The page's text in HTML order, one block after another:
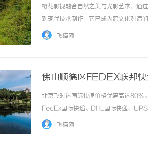
樱花影视融合自然之美与光影艺术，通
到现代技术制作，它已成为跨文化对话
飞猫网
佛山顺德区FEDEX联邦
释通则
北京飞时达国际快递价格优惠高达80%
FedEx国际快递、DHL国际快递、
务。佛山顺德区FEDEX联邦快递业务
飞猫网